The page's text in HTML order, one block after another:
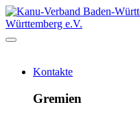
Württemberg e.V.
Kontakte
Gremien